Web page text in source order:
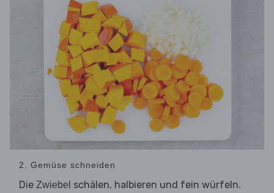
2. Gemüse schneiden
Die Zwiebel schälen, halbieren und fein würfeln.